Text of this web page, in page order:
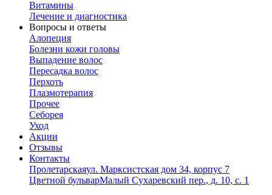
Витамины
Лечение и диагностика
Вопросы и ответы
Алопеция
Болезни кожи головы
Выпадение волос
Пересадка волос
Перхоть
Плазмотерапия
Прочее
Себорея
Уход
Акции
Отзывы
Контакты
Пролетарскаяул. Марксистская дом 34, корпус 7
Цветной бульварМалый Сухаревский пер., д. 10, с. 1